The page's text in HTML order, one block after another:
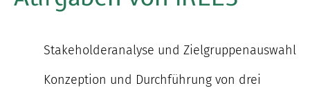
Stakeholderanalyse und Zielgruppenauswahl
Konzeption und Durchführung von drei